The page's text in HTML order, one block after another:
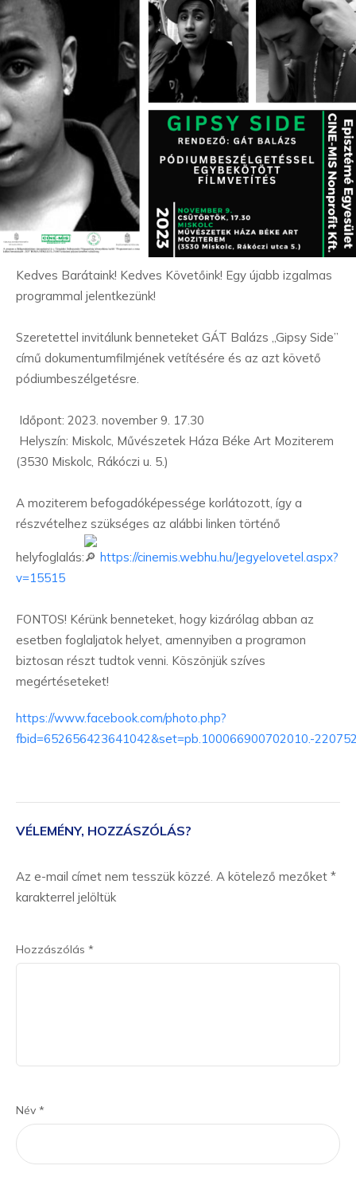
Kedves Barátaink! Kedves Követőink! Egy újabb izgalmas
programmal jelentkezünk!
Szeretettel invitálunk benneteket GÁT Balázs „Gipsy Side”
című dokumentumfilmjének vetítésére és az azt követő
pódiumbeszélgetésre.
Időpont: 2023. november 9. 17.30
Helyszín: Miskolc, Művészetek Háza Béke Art Moziterem
(3530 Miskolc, Rákóczi u. 5.)
A moziterem befogadóképessége korlátozott, így a
részvételhez szükséges az alábbi linken történő
helyfoglalás:
https://cinemis.webhu.hu/Jegyelovetel.aspx?
v=15515
FONTOS! Kérünk benneteket, hogy kizárólag abban az
esetben foglaljatok helyet, amennyiben a programon
biztosan részt tudtok venni. Köszönjük szíves
megértéseteket!
https://www.facebook.com/photo.php?
fbid=652656423641042&set=pb.100066900702010.-
VÉLEMÉNY, HOZZÁSZÓLÁS?
Az e-mail címet nem tesszük közzé. A kötelező mezőket *
karakterrel jelöltük
Hozzászólás *
Név *